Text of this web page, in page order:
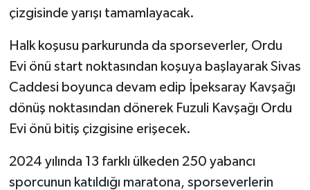
çizgisinde yarışı tamamlayacak.
Halk koşusu parkurunda da sporseverler, Ordu
Evi önü start noktasından koşuya başlayarak Sivas
Caddesi boyunca devam edip İpeksaray Kavşağı
dönüş noktasından dönerek Fuzuli Kavşağı Ordu
Evi önü bitiş çizgisine erişecek.
2024 yılında 13 farklı ülkeden 250 yabancı
sporcunun katıldığı maratona, sporseverlerin